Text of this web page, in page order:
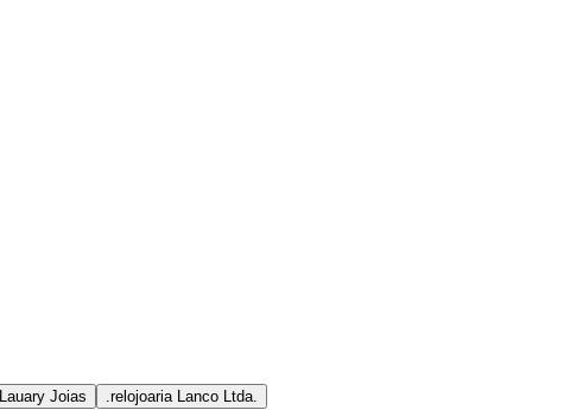
Lauary Joias .relojoaria Lanco Ltda.